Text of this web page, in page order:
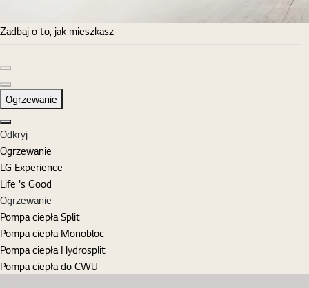
Zadbaj o to, jak mieszkasz
Następny slajd
Ogrzewanie
Zamknij
Odkryj
Ogrzewanie
LG Experience
Life 's Good
Ogrzewanie
Pompa ciepła Split
Pompa ciepła Monobloc
Pompa ciepła Hydrosplit
Pompa ciepła do CWU